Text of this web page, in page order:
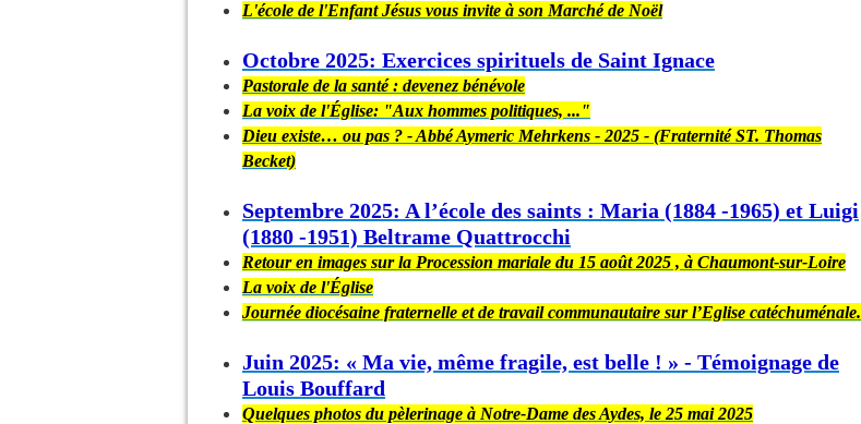
L'école de l'Enfant Jésus vous invite à son Marché de Noël
Octobre 2025: Exercices spirituels de Saint Ignace
Pastorale de la santé : devenez bénévole
La voix de l'Église: "Aux hommes politiques, ..."
Dieu existe… ou pas ? - Abbé Aymeric Mehrkens - 2025 - (Fraternité ST. Thomas
Becket)
Septembre 2025: A l’école des saints : Maria (1884 -1965) et Luigi
(1880 -1951) Beltrame Quattrocchi
Retour en images sur la Procession mariale du 15 août 2025 , à Chaumont-sur-Loire
La voix de l'Église
Journée diocésaine fraternelle et de travail communautaire sur l’Eglise catéchuménale.
Juin 2025: « Ma vie, même fragile, est belle ! » - Témoignage de
Louis Bouffard
Quelques photos du pèlerinage à Notre-Dame des Aydes, le 25 mai 2025